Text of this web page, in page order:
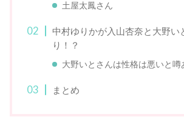
土屋太鳳さん
中村ゆりかが入山杏奈と大野い
り！？
大野いとさんは性格は悪いと噂
まとめ